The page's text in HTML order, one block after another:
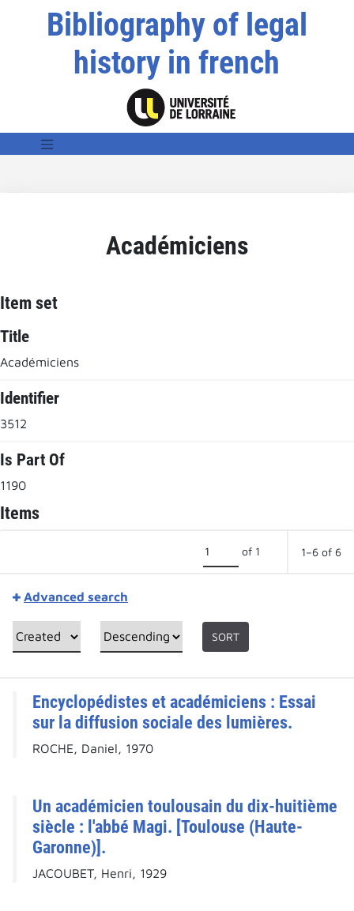
Bibliography of legal
history in french
Académiciens
Item set
Title
Académiciens
Identifier
3512
Is Part Of
1190
Items
of 1 1–6 of 6
Advanced search
SORT
Encyclopédistes et académiciens : Essai
sur la diffusion sociale des lumières.
ROCHE, Daniel, 1970
Un académicien toulousain du dix-huitième
siècle : l'abbé Magi. [Toulouse (Haute-
Garonne)].
JACOUBET, Henri, 1929